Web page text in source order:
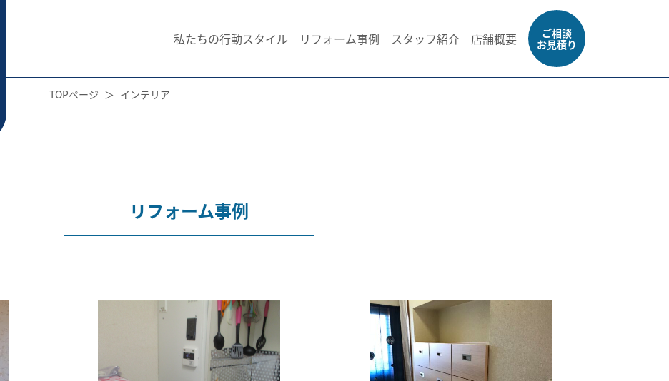
私たちの行動スタイル リフォーム事例 スタッフ紹介 店舗概要
ご相談
お見積り
TOPページ インテリア
リフォーム事例